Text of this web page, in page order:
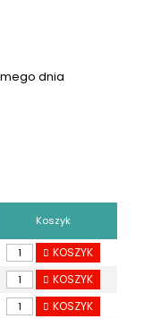
dnia
Koszyk
KOSZYK
KOSZYK
KOSZYK